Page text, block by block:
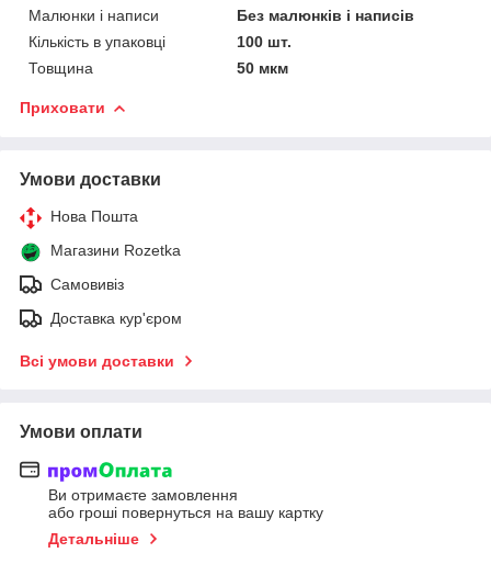
Малюнки і написи
Без малюнків і написів
Кількість в упаковці
100 шт.
Товщина
50 мкм
Приховати
Умови доставки
Нова Пошта
Магазини Rozetka
Самовивіз
Доставка кур'єром
Всі умови доставки
Умови оплати
Ви отримаєте замовлення
або гроші повернуться на вашу картку
Детальніше